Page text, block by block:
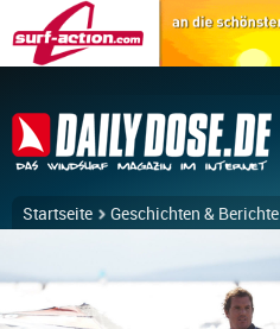
Startseite Geschichten & Berichte